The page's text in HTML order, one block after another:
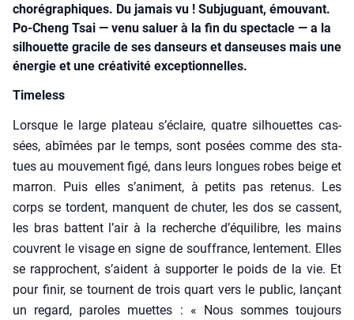
chorégraphiques. Du jamais vu ! Subjuguant, émouvant.
Po-Cheng Tsai — venu saluer à la fin du spectacle — a la
silhouette gracile de ses danseurs et danseuses mais une
énergie et une créativité exceptionnelles.
Time­less
Lorsque le large pla­teau s’éclaire, quatre sil­houettes cas­
sées, abî­mées par le temps, sont posées comme des sta­
tues au mou­ve­ment figé, dans leurs longues robes beige et
mar­ron. Puis elles s’animent, à petits pas rete­nus. Les
corps se tordent, manquent de chu­ter, les dos se cassent,
les bras battent l’air à la recherche d’équilibre, les mains
couvrent le visage en signe de souf­france, len­te­ment. Elles
se rap­prochent, s’aident à sup­por­ter le poids de la vie. Et
pour finir, se tournent de trois quart vers le public, lan­çant
un regard, paroles muettes : « Nous sommes tou­jours